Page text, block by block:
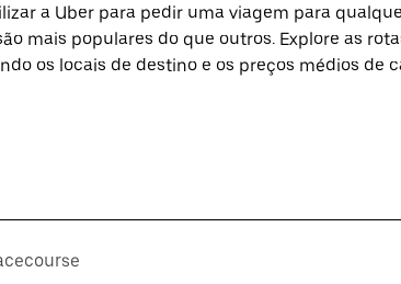
a Uber para pedir uma viagem para
mais populares do que outros. Explore as
os locais de destino e os preços médios de